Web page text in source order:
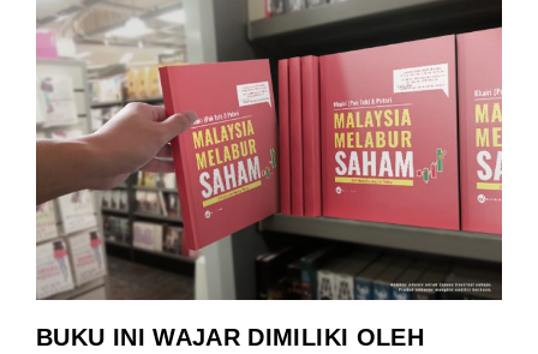
BUKU INI WAJAR DIMILIKI OLEH